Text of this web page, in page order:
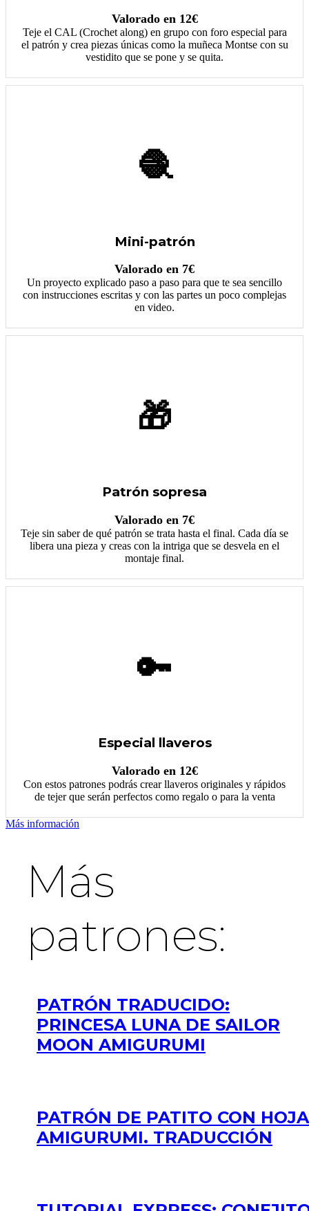
Valorado en 12€
Teje el CAL (Crochet along) en grupo con foro especial para
el patrón y crea piezas únicas como la muñeca Montse con su
vestidito que se pone y se quita.
🧶
Mini-patrón
Valorado en 7€
Un proyecto explicado paso a paso para que te sea sencillo
con instrucciones escritas y con las partes un poco complejas
en video.
🎁
Patrón sopresa
Valorado en 7€
Teje sin saber de qué patrón se trata hasta el final. Cada día se
libera una pieza y creas con la intriga que se desvela en el
montaje final.
🔑
Especial llaveros
Valorado en 12€
Con estos patrones podrás crear llaveros originales y rápidos
de tejer que serán perfectos como regalo o para la venta
Más información
Más
patrones:
PATRÓN TRADUCIDO:
PRINCESA LUNA DE SAILOR
MOON AMIGURUMI
PATRÓN DE PATITO CON HOJA
AMIGURUMI. TRADUCCIÓN